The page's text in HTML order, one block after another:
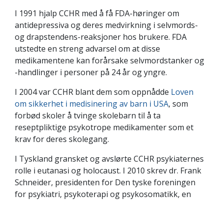
I 1991 hjalp CCHR med å få FDA-høringer om
antidepressiva og deres medvirkning i selvmords-
og drapstendens-reaksjoner hos brukere. FDA
utstedte en streng advarsel om at disse
medikamentene kan forårsake selvmordstanker og
-handlinger i personer på 24 år og yngre.
I 2004 var CCHR blant dem som oppnådde Loven
om sikkerhet i medisinering av barn i USA, som
forbød skoler å tvinge skolebarn til å ta
reseptpliktige psykotrope medikamenter som et
krav for deres skolegang.
I Tyskland gransket og avslørte CCHR psykiaternes
rolle i eutanasi og holocaust. I 2010 skrev dr. Frank
Schneider, presidenten for Den tyske foreningen
for psykiatri, psykoterapi og psykosomatikk, en